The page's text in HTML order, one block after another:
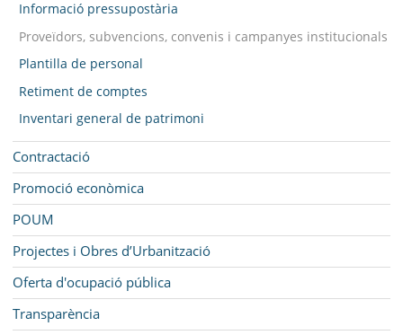
Informació pressupostària
Proveïdors, subvencions, convenis i campanyes institucionals
Plantilla de personal
Retiment de comptes
Inventari general de patrimoni
Contractació
Promoció econòmica
POUM
Projectes i Obres d’Urbanització
Oferta d'ocupació pública
Transparència